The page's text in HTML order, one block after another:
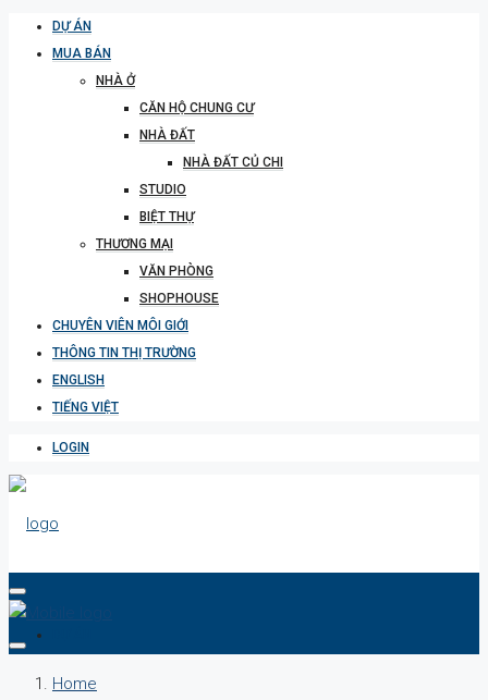
DỰ ÁN
MUA BÁN
NHÀ Ở
CĂN HỘ CHUNG CƯ
NHÀ ĐẤT
NHÀ ĐẤT CỦ CHI
STUDIO
BIỆT THỰ
THƯƠNG MẠI
VĂN PHÒNG
SHOPHOUSE
CHUYÊN VIÊN MÔI GIỚI
THÔNG TIN THỊ TRƯỜNG
ENGLISH
TIẾNG VIỆT
LOGIN
Home